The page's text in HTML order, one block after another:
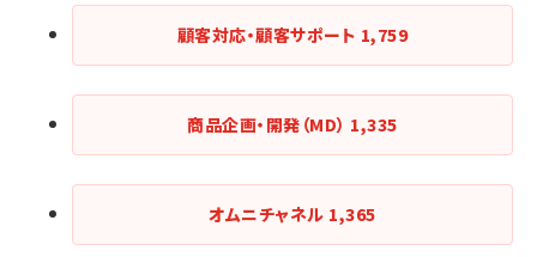
顧客対応・顧客サポート 1,759
商品企画・開発（MD） 1,335
オムニチャネル 1,365